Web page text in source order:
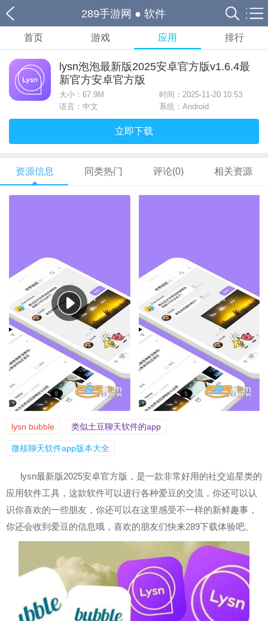
289手游网 ● 软件
首页 游戏 应用 排行
lysn泡泡最新版2025安卓官方版v1.6.4最
新官方安卓官方版
大小： 67.9M
时间：2025-11-20 10:53
语言：中文
系统：Android
立即下载
资源信息 同类热门 评论(0) 相关资源
lysn bubble 类似土豆聊天软件的app
微核聊天软件app版本大全
lysn最新版2025安卓官方版，是一款非常好用的社交追星类的
应用软件工具，这款软件可以进行各种爱豆的交流，你还可以认
识你喜欢的一些朋友，你还可以在这里感受不一样的新鲜趣事，
你还会收到爱豆的信息哦，喜欢的朋友们快来289下载体验吧。